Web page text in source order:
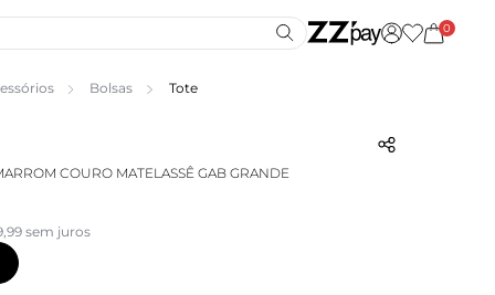
0
Bolsas Tote
COURO MATELASSÊ GAB GRANDE
sem juros